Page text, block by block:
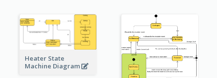
Heater State
Machine Diagram